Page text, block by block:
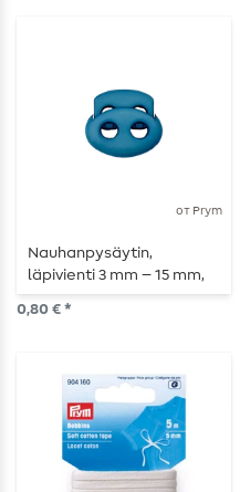
от Prym
Nauhanpysäytin,
läpivienti 3 mm – 15 mm,
petrol
0,80 € *